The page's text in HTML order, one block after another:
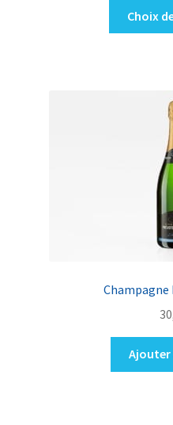
Choix
Ajouter